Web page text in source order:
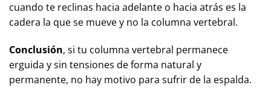
cuando te reclinas hacia adelante o hacia atrás es la
cadera la que se mueve y no la columna vertebral.
Conclusión, si tu columna vertebral permanece
erguida y sin tensiones de forma natural y
permanente, no hay motivo para sufrir de la espalda.